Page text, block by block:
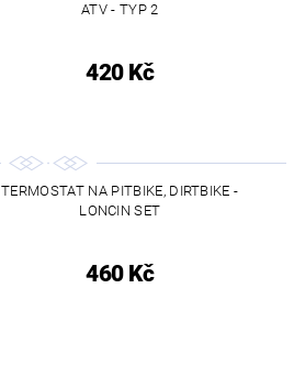
ATV - TYP 2
420 Kč
TERMOSTAT NA PITBIKE, DIRTBIKE -
LONCIN SET
460 Kč